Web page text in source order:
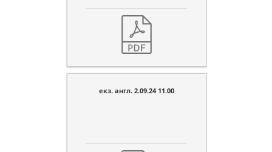
екз. англ. 2.09.24 11.00